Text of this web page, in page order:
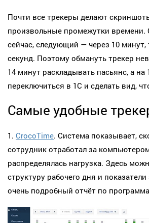
Почти все трекеры делают
произвольные промежутки
сейчас, следующий — через 10 минут,
секунд. Поэтому обмануть трекер
14 минут раскладывать пасьянс, а на
переключиться в 1С и сделать вид,
Самые удобные
1. CrocoTime. Система показывает,
сотрудник отработал за
распределялась нагрузка. Здесь
структуру рабочего дня и
очень подробный отчёт по